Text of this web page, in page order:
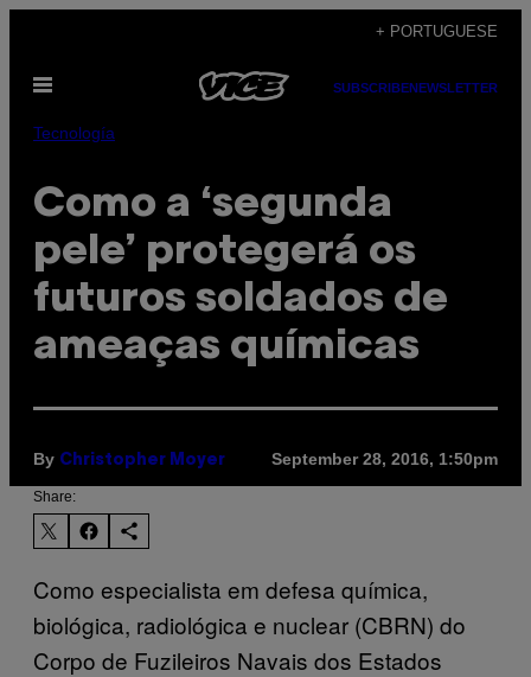
content
+ PORTUGUESE
Open
SUBSCRIBENEWSLETTER
Tecnología
​Como a ‘segunda
pele’ protegerá os
futuros soldados de
ameaças químicas
By Christopher Moyer September 28, 2016, 1:50pm
Share:
Como especialista em defesa química,
biológica, radiológica e nuclear (CBRN) do
Corpo de Fuzileiros Navais dos Estados